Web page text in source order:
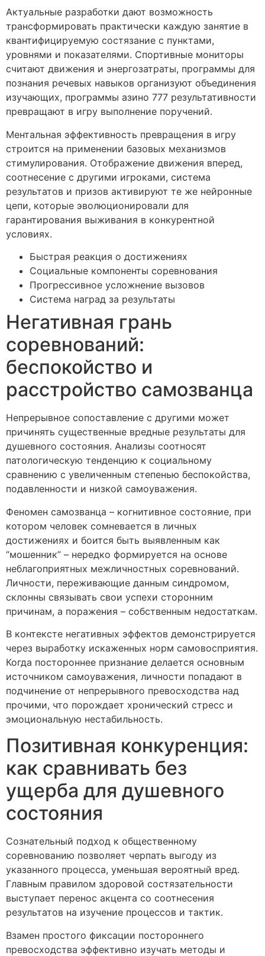
Актуальные разработки дают возможность
трансформировать практически каждую занятие в
квантифицируемую состязание с пунктами,
уровнями и показателями. Спортивные мониторы
считают движения и энергозатраты, программы для
познания речевых навыков организуют объединения
изучающих, программы азино 777 результативности
превращают в игру выполнение поручений.
Ментальная эффективность превращения в игру
строится на применении базовых механизмов
стимулирования. Отображение движения вперед,
соотнесение с другими игроками, система
результатов и призов активируют те же нейронные
цепи, которые эволюционировали для
гарантирования выживания в конкурентной
условиях.
Быстрая реакция о достижениях
Социальные компоненты соревнования
Прогрессивное усложнение вызовов
Система наград за результаты
Негативная грань
соревнований:
беспокойство и
расстройство самозванца
Непрерывное сопоставление с другими может
причинять существенные вредные результаты для
душевного состояния. Анализы соотносят
патологическую тенденцию к социальному
сравнению с увеличенным степенью беспокойства,
подавленности и низкой самоуважения.
Феномен самозванца – когнитивное состояние, при
котором человек сомневается в личных
достижениях и боится быть выявленным как
“мошенник” – нередко формируется на основе
неблагоприятных межличностных соревнований.
Личности, переживающие данным синдромом,
склонны связывать свои успехи сторонним
причинам, а поражения – собственным недостаткам.
В контексте негативных эффектов демонстрируется
через выработку искаженных норм самовосприятия.
Когда постороннее признание делается основным
источником самоуважения, личности попадают в
подчинение от непрерывного превосходства над
прочими, что порождает хронический стресс и
эмоциональную нестабильность.
Позитивная конкуренция:
как сравнивать без
ущерба для душевного
состояния
Сознательный подход к общественному
соревнованию позволяет черпать выгоду из
указанного процесса, уменьшая вероятный вред.
Главным правилом здоровой состязательности
выступает перенос акцента со соотнесения
результатов на изучение процессов и тактик.
Взамен простого фиксации постороннего
превосходства эффективно изучать методы и